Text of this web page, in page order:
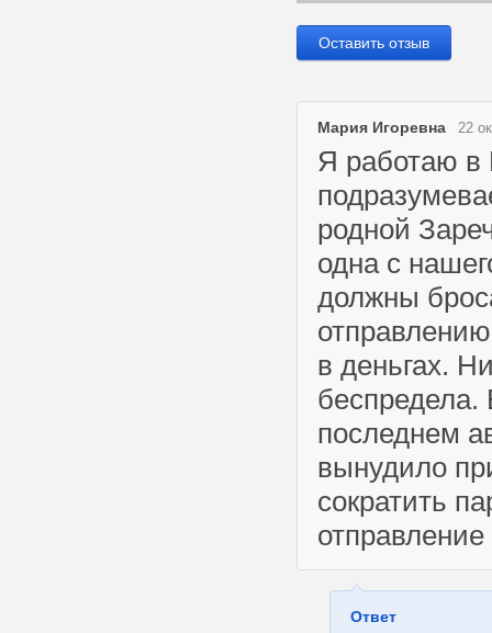
Оставить отзыв
Мария Игоревна 22
Я работаю в
родной
одна с
должны
в деньгах.
беспредела.
последнем
вынудило
сократить
Ответ